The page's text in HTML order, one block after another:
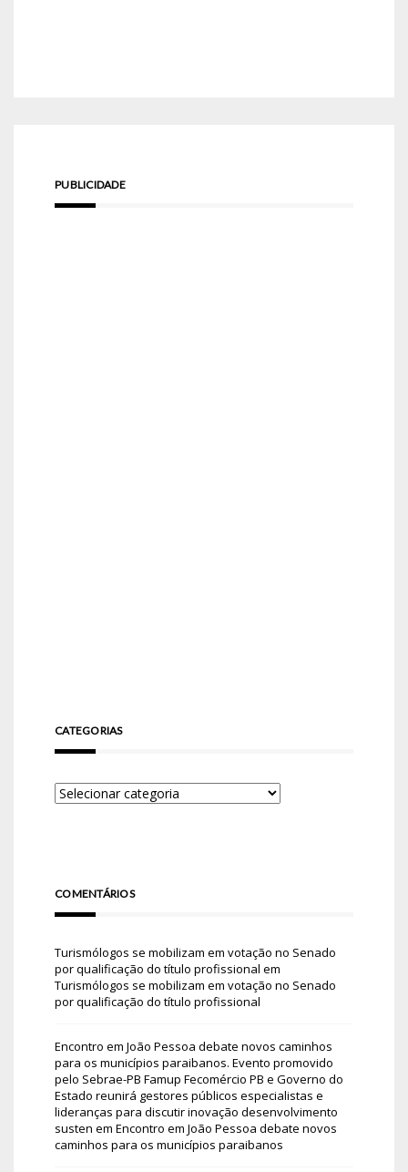
PUBLICIDADE
CATEGORIAS
COMENTÁRIOS
Turismólogos se mobilizam em votação no Senado
por qualificação do título profissional em
Turismólogos se mobilizam em votação no Senado
por qualificação do título profissional
Encontro em João Pessoa debate novos caminhos
para os municípios paraibanos. Evento promovido
pelo Sebrae-PB Famup Fecomércio PB e Governo do
Estado reunirá gestores públicos especialistas e
lideranças para discutir inovação desenvolvimento
susten em Encontro em João Pessoa debate novos
caminhos para os municípios paraibanos